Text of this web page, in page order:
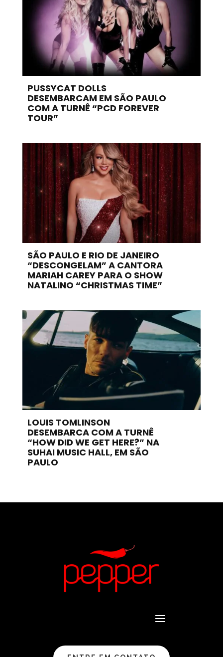
PUSSYCAT DOLLS
DESEMBARCAM EM SÃO PAULO
COM A TURNÊ “PCD FOREVER
TOUR”
SÃO PAULO E RIO DE JANEIRO
“DESCONGELAM” A CANTORA
MARIAH CAREY PARA O SHOW
NATALINO “CHRISTMAS TIME”
LOUIS TOMLINSON
DESEMBARCA COM A TURNÊ
“HOW DID WE GET HERE?” NA
SUHAI MUSIC HALL, EM SÃO
PAULO